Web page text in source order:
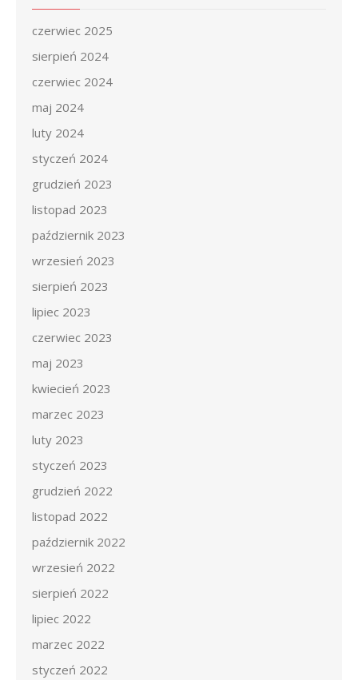
czerwiec 2025
sierpień 2024
czerwiec 2024
maj 2024
luty 2024
styczeń 2024
grudzień 2023
listopad 2023
październik 2023
wrzesień 2023
sierpień 2023
lipiec 2023
czerwiec 2023
maj 2023
kwiecień 2023
marzec 2023
luty 2023
styczeń 2023
grudzień 2022
listopad 2022
październik 2022
wrzesień 2022
sierpień 2022
lipiec 2022
marzec 2022
styczeń 2022